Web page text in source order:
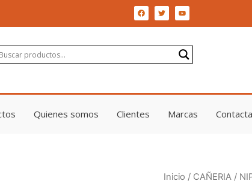
F
a
c
e
o
T
w
i
t
e
Y
o
u
t
b
e
Quienes somos Clientes Marcas
Inicio / CAÑERIA /
NIPLE